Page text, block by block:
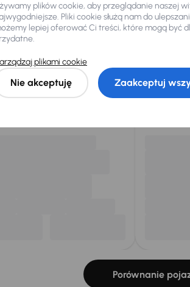
Ciebie
dla Ciebie
Porównanie
plików cookie, aby przeglądanie naszej
Pliki cookie służą nam do
lepiej oferować Ci treści, które mogą być
plikami cookie
Nie akceptuję Zaakceptuj